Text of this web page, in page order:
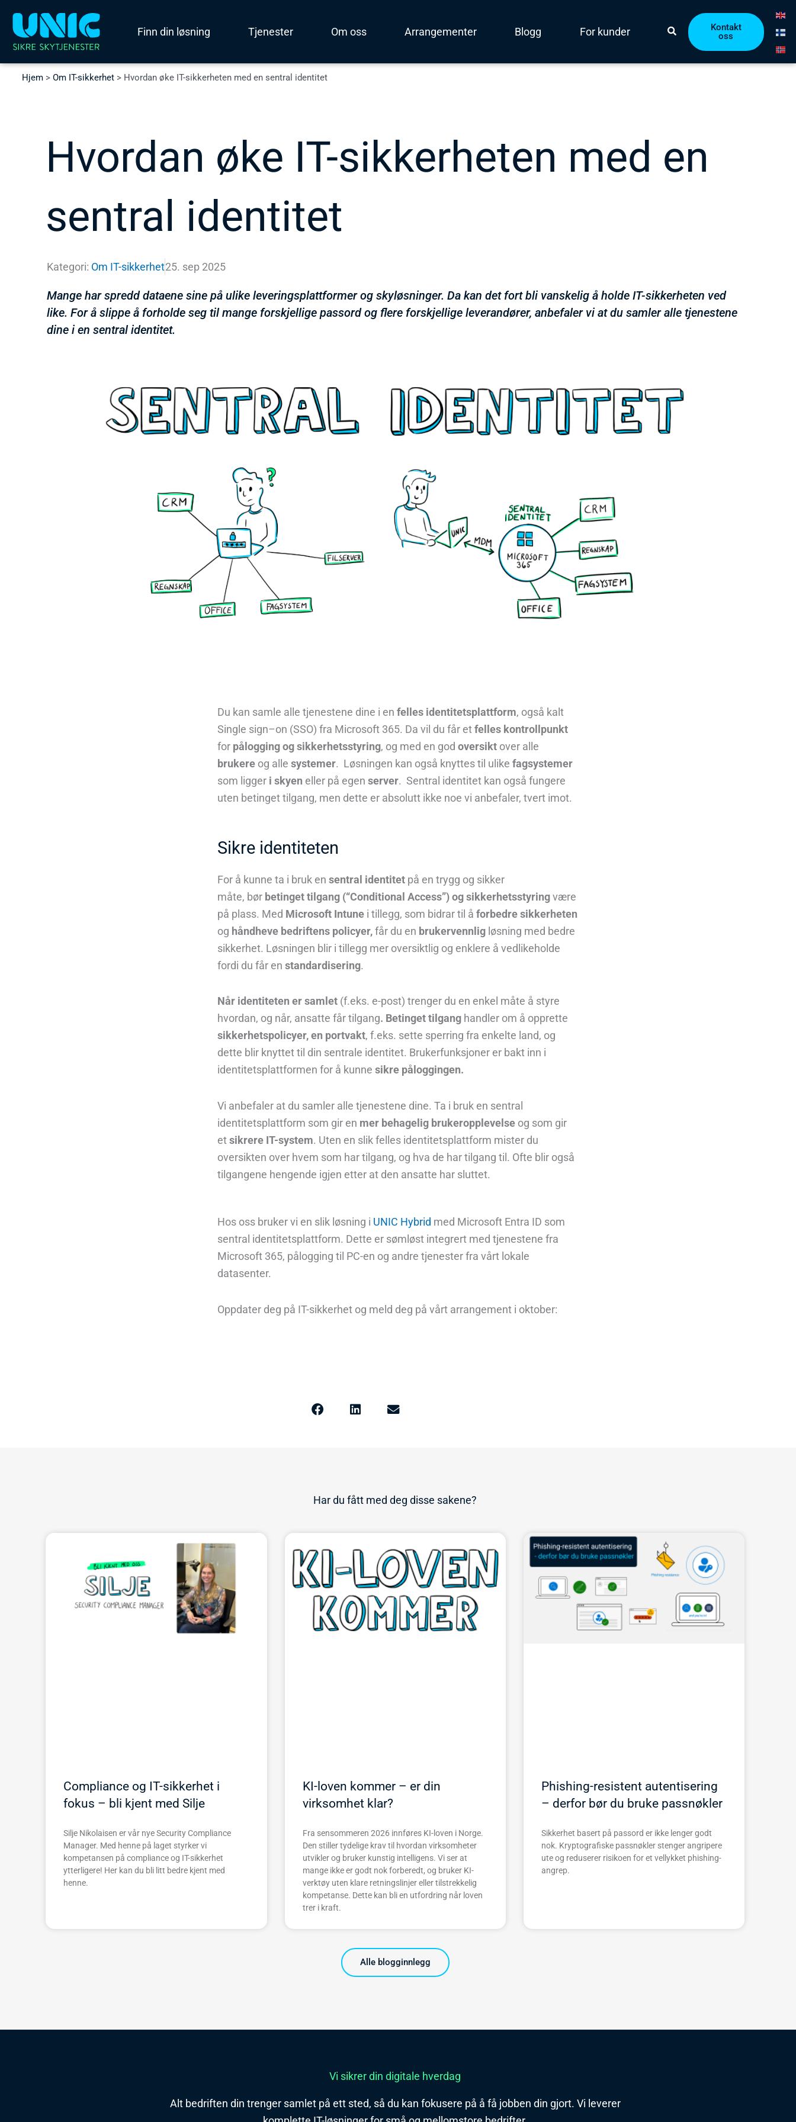
rett
Finn din løsning Tjenester Om oss Arrangementer Blogg For kunder
Kontakt
oss
Hjem> Om IT-sikkerhet> Hvordan øke IT-sikkerheten med en sentral identitet
Hvordan øke IT-sikkerheten med en
sentral identitet
Kategori: Om IT-sikkerhet25. sep 2025
Mange har spredd dataene sine på ulike leveringsplattformer og skyløsninger. Da kan det fort bli vanskelig å holde IT-sikkerheten ved
like. For å slippe å forholde seg til mange forskjellige passord og flere forskjellige leverandører, anbefaler vi at du samler alle tjenestene
dine i en sentral identitet.
Du kan samle alle tjenestene dine i en felles identitetsplattform, også kalt
Sing le sign–on (SSO) fra Microsoft 365. Da vil du får etfelles kontrollpunkt
for pålogging og sikkerhetsstyring, og med en godoversikt over alle
brukere og allesystemer. Løsningen kan også knyttes til ulikefagsystemer
som ligger i skyen eller på egenserver. Sentral identitet kan også fungere
uten betingettilgang, men dette er absolutt ikke noe vi anbefaler, tvert imot.
Sikre identiteten
For å kunne ta i bruk en sentral identitet på en trygg og sikker
måte, bør betinget tilgang (“Conditional Access”) og sikkerhetsstyringvære
på plass. Med Microsoft Intune i tillegg, som bidrar til å forbedre sikkerheten
og håndheve bedriftens policyer,får du en brukervennlig løsning med bedre
sikkerhet. Løsningen blir i tillegg mer oversiktlig og enklere å vedlikeholde
fordi du får enstandardisering.
Når identiteten er samlet (f.eks. e-post) trenger du en enkel måte å styre
hvordan, og når, ansatte får tilgang. Betinget tilgang handler om å opprette
sikkerhetspolicyer, en portvakt, f.eks. sette sperring fra enkelte land, og
dette blir knyttet til din sentrale identitet. Brukerfunksjoner er bakt inn i
identitetsplattformen for å kunne sikre påloggingen.
Vi anbefaler at du samler alle tjenestene dine. Ta i bruk en sentral
identitetsplattform som gir en mer behagelig brukeropplevelse og som gir
etsikrere IT-system. Uten en slik felles identitetsplattform mister du
oversikten over hvem som har tilgang, og hva de har tilgang til. Ofte blir også
tilgangene hengende igjen etter at den ansatte har sluttet.
Hos oss bruker vi en slik løsning i UNIC Hybrid med Microsoft Entra ID som
sentral identitetsplattform. Dette er sømløst integrert med tjenestene fra
Microsoft 365, pålogging til PC-en og andre tjenester fra vårt lokale
datasenter.
Oppdater deg på IT-sikkerhet og meld deg på vårt arrangement i oktober:
Har du fått med deg disse sakene?
Compliance og IT-sikkerhet i
fokus – bli kjent med Silje
Silje Nikolaisen er vår nye Security Compliance
Manager. Med henne på laget styrker vi
kompetansen på compliance og IT-sikkerhet
ytterligere! Her kan du bli litt bedre kjent med
henne.
KI-loven kommer – er din
virksomhet klar?
Fra sensommeren 2026 innføres KI-loven i Norge.
Den stiller tydelige krav til hvordan virksomheter
utvikler og bruker kunstig intelligens. Vi ser at
mange ikke er godt nok forberedt, og bruker KI-
verktøy uten klare retningslinjer eller tilstrekkelig
kompetanse. Dette kan bli en utfordring når loven
trer i kraft.
Phishing-resistent autentisering
– derfor bør du bruke passnøkler
Sikkerhet basert på passord er ikke lenger godt
nok. Kryptografiske passnøkler stenger angripere
ute og reduserer risikoen for et vellykket phishing-
angrep.
Alle blogginnlegg
Vi sikrer din digitale hverdag
Alt bedriften din trenger samlet på ett sted, så du kan fokusere på å få jobben din gjort. Vi leverer